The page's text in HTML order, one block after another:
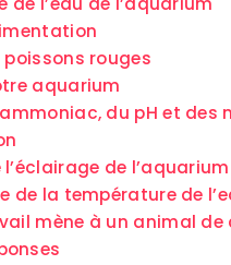
poissons rouges
aquarium
du pH et des
l’éclairage de l’aquarium
de la température de
mène à un animal